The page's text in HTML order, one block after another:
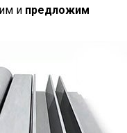
и предложим